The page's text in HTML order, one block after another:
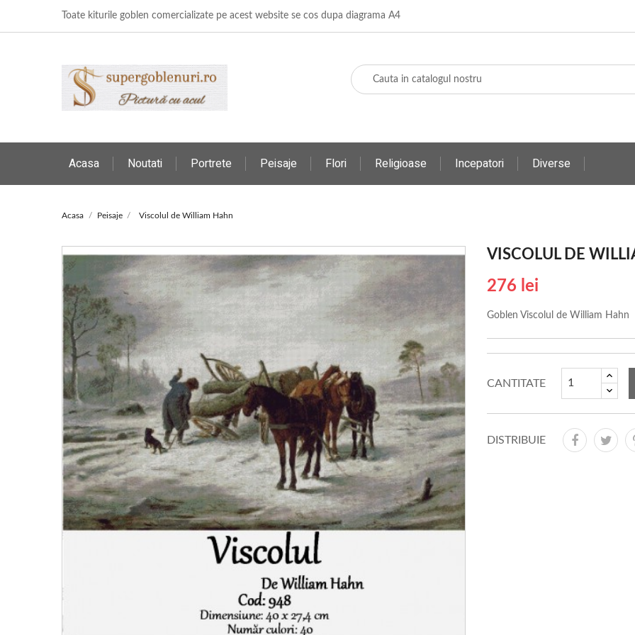
Toate kiturile goblen comercializate pe acest website se cos dupa diagrama A4
Acasa Noutati Portrete Peisaje Flori Religioase Incepatori Diverse
Acasa Peisaje Viscolul de William Hahn
VISCOLUL DE
276 lei
Goblen Viscolul de William Hahn
CANTITATE
DISTRIBUIE